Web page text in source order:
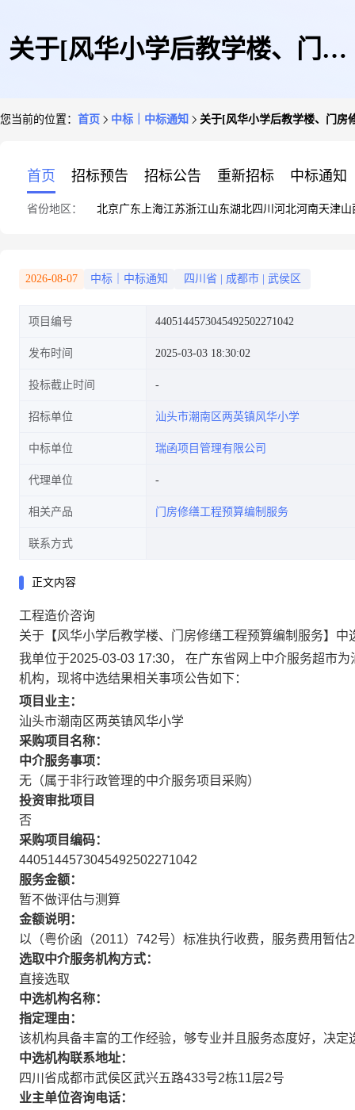
关于[风华小学后教学楼、门房
您当前的位置： 首页 中标｜中标通知 关于[风华小学后教学楼、门房
首页 招标预告 招标公告 重新招标 中标通知
省份地区： 北京广东 上海江苏浙江山东湖北四川 河北河南天津山
2026-08-07 中标｜中标通知 四川省 成都市 武侯区
项目编号 4405144573045492502271042
发布时间 2025-03-03 18:30:02
投标截止时间
招标单位 汕头市潮南区两英镇风华小学
中标单位 瑞函项目管理有限公司
代理单位
相关产品 门房修缮工程预算编制服务
联系方式
正文内容
工程造价咨询
关于【风华小学后教学楼、门房修缮工程预算编制服务】中
我单位于2025-03-03 17:30， 在广东省网上中介服务超市
机构，现将中选结果相关事项公告如下：
项目业主：
汕头市潮南区两英镇风华小学
采购项目名称：
中介服务事项：
无（属于非行政管理的中介服务项目采购）
投资审批项目
否
采购项目编码：
4405144573045492502271042
服务金额：
暂不做评估与测算
金额说明：
以（粤价函（2011）742号）标准执行收费，服务费用暂估
选取中介服务机构方式：
直接选取
中选机构名称：
指定理由：
该机构具备丰富的工作经验，够专业并且服务态度好，决定
中选机构联系地址：
四川省成都市武侯区武兴五路433号2栋11层2号
业主单位咨询电话：